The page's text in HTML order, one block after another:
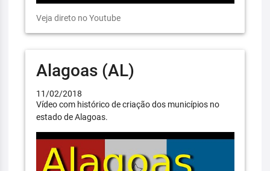
Veja direto no Youtube
Alagoas (AL)
11/02/2018
Vídeo com histórico de criação dos municípios no
estado de Alagoas.